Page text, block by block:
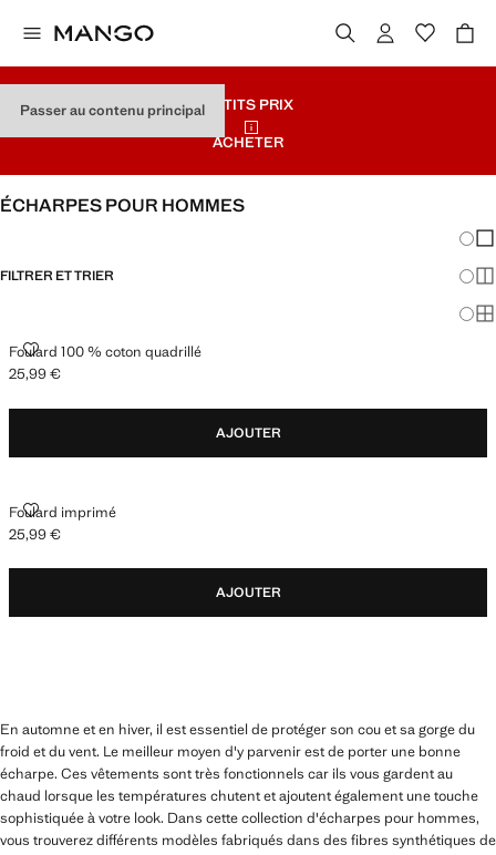
Passer au contenu principalPETITS PRIX
ACHETER
ÉCHARPES POUR HOMMES
FILTRER ET TRIER
Foulard 100 % coton quadrillé
FOULARD 100 % COTON QUADRILLÉ
Prix actuel [25,99 € ]
25,99 €
AJOUTER
Foulard imprimé
FOULARD IMPRIMÉ
Prix actuel [25,99 € ]
25,99 €
AJOUTER
En automne et en hiver, il est essentiel de protéger son cou et sa gorge du
froid et du vent. Le meilleur moyen d'y parvenir est de porter une bonne
écharpe. Ces vêtements sont très fonctionnels car ils vous gardent au
chaud lorsque les températures chutent et ajoutent également une touche
sophistiquée à votre look. Dans cette collection d'écharpes pour hommes,
vous trouverez différents modèles fabriqués dans des fibres synthétiques de